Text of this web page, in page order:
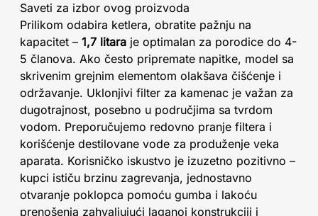
Saveti za izbor ovog proizvoda
Prilikom odabira ketlera, obratite pažnju na
kapacitet – 1,7 litara je optimalan za porodice do 4-
5 članova. Ako često pripremate napitke, model sa
skrivenim grejnim elementom olakšava čišćenje i
održavanje. Uklonjivi filter za kamenac je važan za
dugotrajnost, posebno u područjima sa tvrdom
vodom. Preporučujemo redovno pranje filtera i
korišćenje destilovane vode za produženje veka
aparata. Korisničko iskustvo je izuzetno pozitivno –
kupci ističu brzinu zagrevanja, jednostavno
otvaranje poklopca pomoću gumba i lakoću
prenošenja zahvaljujući laganoj konstrukciji i